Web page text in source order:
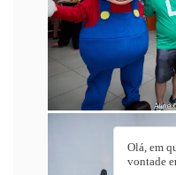
Olá, em
vontade